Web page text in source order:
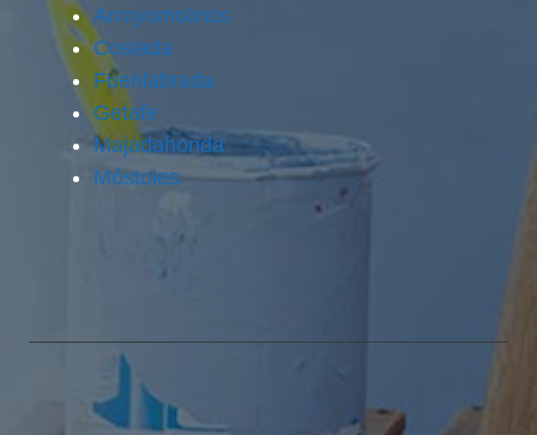
Arroyomolinos
Coslada
Fuenlabrada
Getafe
Majadahonda
Móstoles